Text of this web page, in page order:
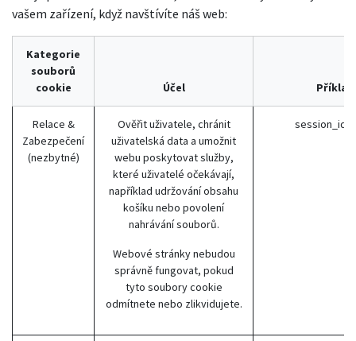
vašem zařízení, když navštívíte náš web:
Kategorie
souborů
cookie
Účel
Relace &
Zabezpečení
(nezbytné)
Ověřit uživatele, chránit
uživatelská data a umožnit
webu poskytovat služby,
které uživatelé očekávají,
například udržování obsahu
košíku nebo povolení
nahrávání souborů.
Webové stránky nebudou
správně fungovat, pokud
tyto soubory cookie
odmítnete nebo zlikvidujete.
session_id